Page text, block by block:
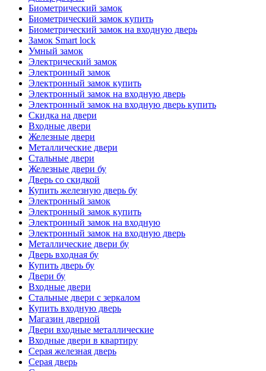
Биометрический замок
Биометрический замок купить
Биометрический замок на входную дверь
Замок Smart lock
Умный замок
Электрический замок
Электронный замок
Электронный замок купить
Электронный замок на входную дверь
Электронный замок на входную дверь купить
Скидка на двери
Входные двери
Железные двери
Металлические двери
Стальные двери
Железные двери бу
Дверь со скидкой
Купить железную дверь бу
Электронный замок
Электронный замок купить
Электронный замок на входную
Электронный замок на входную дверь
Металлические двери бу
Дверь входная бу
Купить дверь бу
Двери бу
Входные двери
Стальные двери с зеркалом
Купить входную дверь
Магазин дверной
Двери входные металлические
Входные двери в квартиру
Серая железная дверь
Серая дверь